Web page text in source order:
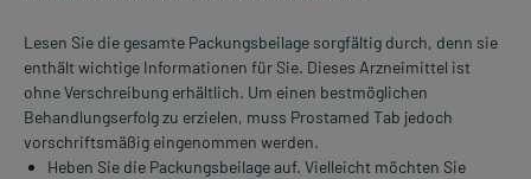
Lesen Sie die gesamte Packungsbeilage sorgfältig durch, denn sie
enthält wichtige Informationen für Sie. Dieses Arzneimittel ist
ohne Verschreibung erhältlich. Um einen bestmöglichen
Behandlungserfolg zu erzielen, muss Prostamed Tab jedoch
vorschriftsmäßig eingenommen werden.
Heben Sie die Packungsbeilage auf. Vielleicht möchten Sie